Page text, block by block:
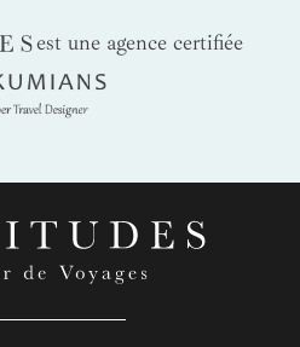
est une agence certifiée